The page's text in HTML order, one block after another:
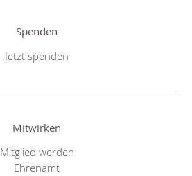
Spenden
Jetzt spenden
Mitwirken
Mitglied werden
Ehrenamt